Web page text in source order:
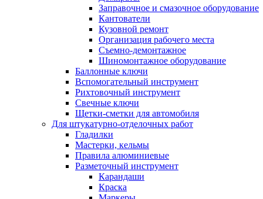
Заправочное и смазочное оборудование
Кантователи
Кузовной ремонт
Организация рабочего места
Съемно-демонтажное
Шиномонтажное оборудование
Баллонные ключи
Вспомогательный инструмент
Рихтовочный инструмент
Свечные ключи
Щетки-сметки для автомобиля
Для штукатурно-отделочных работ
Гладилки
Мастерки, кельмы
Правила алюминиевые
Разметочный инструмент
Карандаши
Краска